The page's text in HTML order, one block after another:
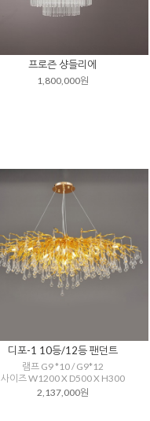
프로즌 샹들리에
1,800,000원
디포-1 10등/12등 팬던트
램프 G9 *10 / G9*12
사이즈 W1200 X D500 X H300
2,137,000원